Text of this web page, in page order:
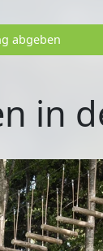
abgeben
in